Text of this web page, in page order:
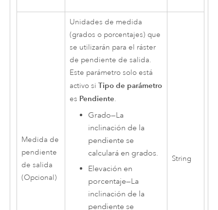
Medida de
pendiente
de salida
(Opcional)
Unidades de medida
(grados o porcentajes) que
se utilizarán para el ráster
de pendiente de salida.
Este parámetro solo está
activo si Tipo de parámetro
es Pendiente.
Grado—La
inclinación de la
pendiente se
calculará en grados.
Elevación en
porcentaje—La
inclinación de la
pendiente se
String